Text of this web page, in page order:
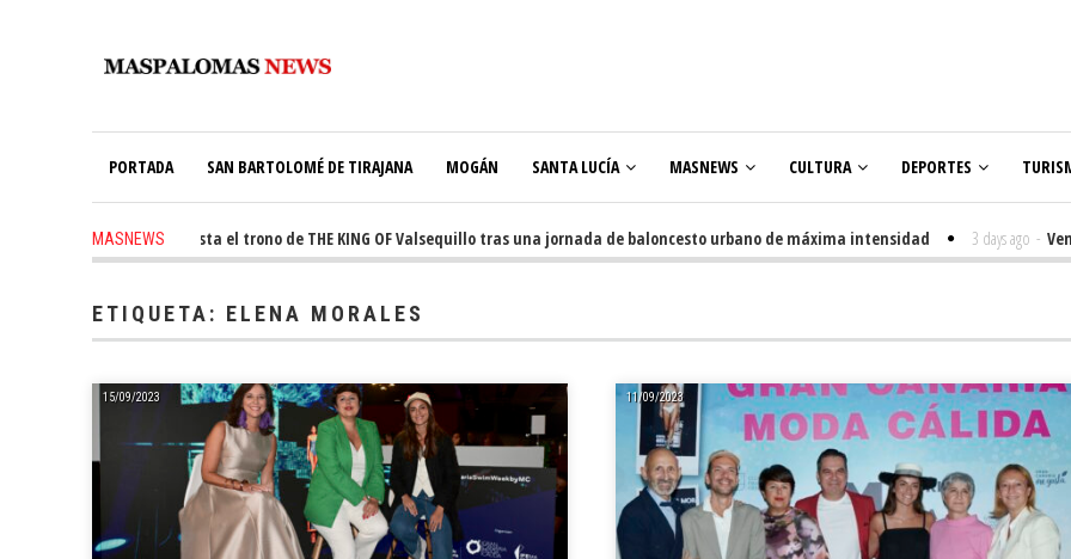
PORTADA SAN BARTOLOMÉ DE TIRAJANA MOGÁN SANTA LUCÍA MASNEWS CULTURA DEPORTES
MASNEWS
Ale Martín conquista el trono de THE KING OF Valsequillo tras una jornada de baloncesto urbano de máxima intensidad 3 days ago -
ETIQUETA: ELENA MORALES
15/09/2023 11/09/2023